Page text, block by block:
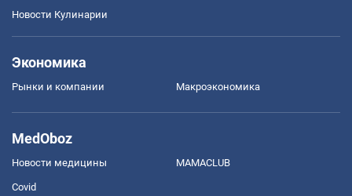
Новости Кулинарии
Экономика
Рынки и компании Mакроэкономика
MedOboz
Новости медицины MAMACLUB
Covid